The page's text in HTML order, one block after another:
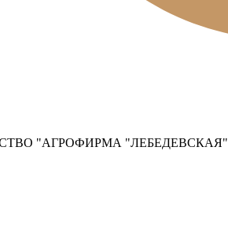
"АГРОФИРМА "ЛЕБЕДЕВСКАЯ"